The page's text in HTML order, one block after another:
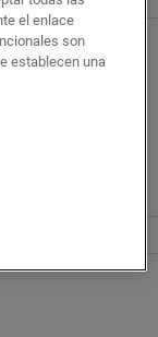
el enlace
son
establecen una